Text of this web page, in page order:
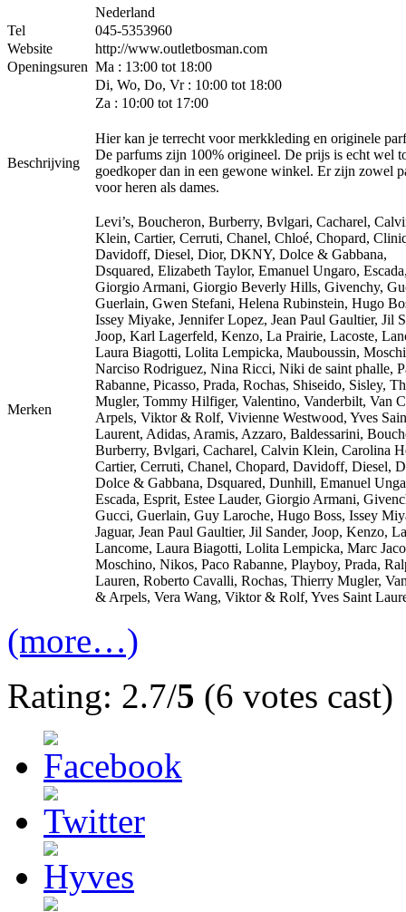
Nederland
Tel
045-5353960
Website
http://www.outletbosman.com
Openingsuren Ma : 13:00 tot 18:00
Di, Wo, Do, Vr : 10:00 tot 18:00
Za : 10:00 tot 17:00
Beschrijving
Hier kan je terrecht voor merkkleding en originele
De parfums zijn 100% origineel. De prijs is echt wel
goedkoper dan in een gewone winkel. Er zijn zowel
voor heren als dames.
Merken
Levi’s, Boucheron, Burberry, Bvlgari, Cacharel,
Klein, Cartier, Cerruti, Chanel, Chloé, Chopard,
Davidoff, Diesel, Dior, DKNY, Dolce & Gabbana,
Dsquared, Elizabeth Taylor, Emanuel Ungaro,
Giorgio Armani, Giorgio Beverly Hills, Givenchy,
Guerlain, Gwen Stefani, Helena Rubinstein, Hugo
Issey Miyake, Jennifer Lopez, Jean Paul Gaultier, Jil
Joop, Karl Lagerfeld, Kenzo, La Prairie, Lacoste,
Laura Biagotti, Lolita Lempicka, Mauboussin,
Narciso Rodriguez, Nina Ricci, Niki de saint phalle,
Rabanne, Picasso, Prada, Rochas, Shiseido, Sisley,
Mugler, Tommy Hilfiger, Valentino, Vanderbilt, Van
Arpels, Viktor & Rolf, Vivienne Westwood, Yves
Laurent, Adidas, Aramis, Azzaro, Baldessarini,
Burberry, Bvlgari, Cacharel, Calvin Klein, Carolina
Cartier, Cerruti, Chanel, Chopard, Davidoff, Diesel,
Dolce & Gabbana, Dsquared, Dunhill, Emanuel
Escada, Esprit, Estee Lauder, Giorgio Armani,
Gucci, Guerlain, Guy Laroche, Hugo Boss, Issey
Jaguar, Jean Paul Gaultier, Jil Sander, Joop, Kenzo,
Lancome, Laura Biagotti, Lolita Lempicka, Marc
Moschino, Nikos, Paco Rabanne, Playboy, Prada,
Lauren, Roberto Cavalli, Rochas, Thierry Mugler,
& Arpels, Vera Wang, Viktor & Rolf, Yves Saint
(more…)
Rating: 2.7/5 (6 votes cast)